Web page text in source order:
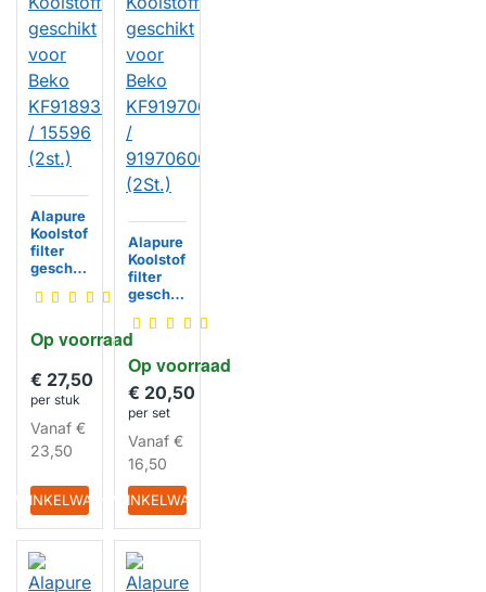
HUISMERK
Op voorraad
Alapure
Koolstof
filter
geschik
Beko
387005
/ 15596
(2st.)
€ 27,50
per stuk
Vanaf €
23,50
WINKELWAGEN
HUISMERK
Op voorraad
Alapure
Koolstof
filter
geschik
Beko
KF9197
060046
919706
0046
(2St.)
€ 20,50
per set
Vanaf€
16,50
IN WINKELWAGEN